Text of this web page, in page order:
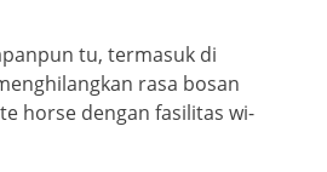
tu, termasuk di
rasa bosan
horse dengan fasilitas wi-